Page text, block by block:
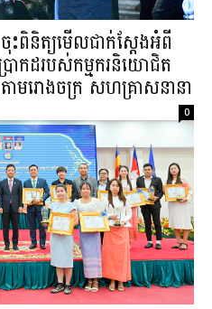
ះពិនិត្យមើលជាក់ស្តែងអំពី
រាកដរបស់កម្មករនិយោជិត
ាមរោងចក្រ សហគ្រាសនានា
0